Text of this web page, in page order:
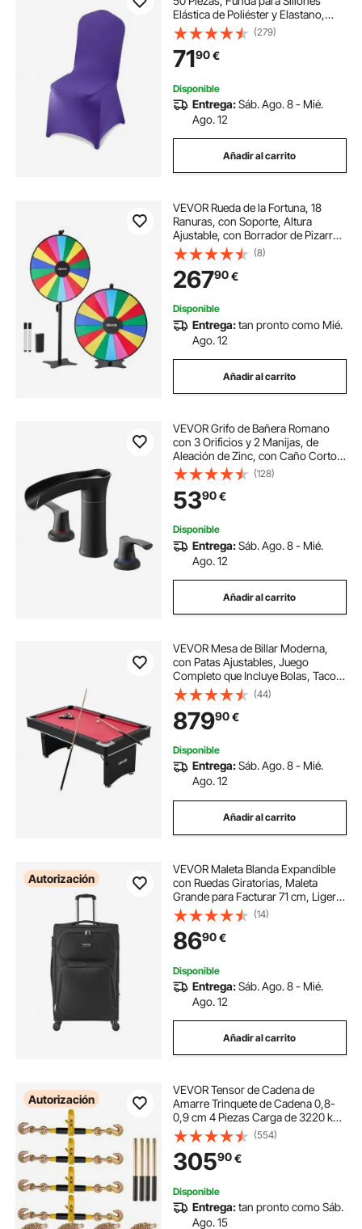
Elástica de Poliéster y Elastano,
para Sillas de Hasta 51 x 45 x 95
cm, Tela Suave y Transpirable, para
Boda, Fiestas, Banquetes, Púrpura
(279)
7190€
Disponible
Entrega:Sáb. Ago. 8 - Mié.
Ago. 12
Añadir al carrito
VEVOR Rueda de la Fortuna, 18
Ranuras, con Soporte, Altura
Ajustable, con Borrador de Pizarra y
2 Marcadores, 6 Colores, Ideal para
Fiestas, Pubs, Ferias Comerciales,
Aulas, 910 x 345 x 1805 mm
(8)
26790€
Disponible
Entrega:tan pronto como Mié.
Ago. 12
Añadir al carrito
VEVOR Grifo de Bañera Romano
con 3 Orificios y 2 Manijas, de
Aleación de Zinc, con Caño Corto
para Montaje en Cubierta, para
Lavar Mascotas y Bañar a Adultos,
Color Negro Mate, 160 x 57 x 225
mm
(128)
5390€
Disponible
Entrega:Sáb. Ago. 8 - Mié.
Ago. 12
Añadir al carrito
VEVOR Mesa de Billar Moderna,
con Patas Ajustables, Juego
Completo que Incluye Bolas, Tacos,
Soporte, Tiza y Cepillo, a Salas de
Juegos y Recreativas, Negro, con
Paño Rojo, 1835 x 1047 x 770 mm
(44)
87990€
Disponible
Entrega:Sáb. Ago. 8 - Mié.
Ago. 12
Añadir al carrito
Autorización
VEVOR Maleta Blanda Expandible
con Ruedas Giratorias, Maleta
Grande para Facturar 71 cm, Ligera,
con Bolsillo Expandible con
Cremallera y Candado TSA,
Duradero, Color Negro, 505 x 340
x 820 mm
(14)
8690€
Disponible
Entrega:Sáb. Ago. 8 - Mié.
Ago. 12
Añadir al carrito
Autorización
VEVOR Tensor de Cadena de
Amarre Trinquete de Cadena 0,8-
0,9 cm 4 Piezas Carga de 3220 kg
Carpeta de Carga con Trinquete
Mango Antideslizante para
Asegurar Cargas, Transporte,
Remolques de Camión
(554)
30590€
Disponible
Entrega:tan pronto como Sáb.
Ago. 15